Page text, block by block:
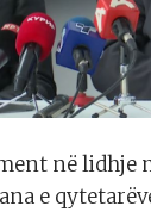
në lidhje
e